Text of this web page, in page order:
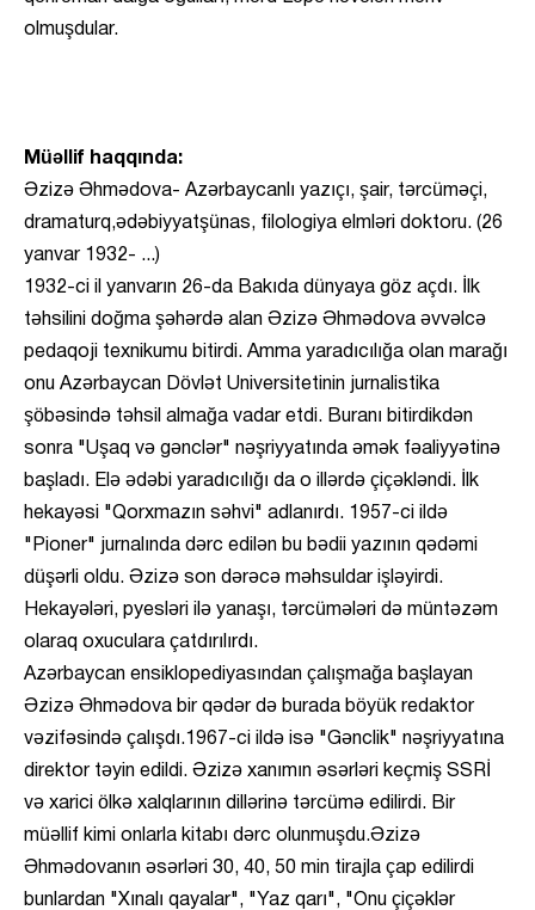
olmuşdular.
Müəllif haqqında:
Əzizə Əhmədova- Azərbaycanlı yazıçı, şair, tərcüməçi,
dramaturq,ədəbiyyatşünas, filologiya elmləri doktoru. (26
yanvar 1932- ...)
1932-ci il yanvarın 26-da Bakıda dünyaya göz açdı. İlk
təhsilini doğma şəhərdə alan Əzizə Əhmədova əvvəlcə
pedaqoji texnikumu bitirdi. Amma yaradıcılığa olan marağı
onu Azərbaycan Dövlət Universitetinin jurnalistika
şöbəsində təhsil almağa vadar etdi. Buranı bitirdikdən
sonra "Uşaq və gənclər" nəşriyyatında əmək fəaliyyətinə
başladı. Elə ədəbi yaradıcılığı da o illərdə çiçəkləndi. İlk
hekayəsi "Qorxmazın səhvi" adlanırdı. 1957-ci ildə
"Pioner" jurnalında dərc edilən bu bədii yazının qədəmi
düşərli oldu. Əzizə son dərəcə məhsuldar işləyirdi.
Hekayələri, pyesləri ilə yanaşı, tərcümələri də müntəzəm
olaraq oxuculara çatdırılırdı.
Azərbaycan ensiklopediyasından çalışmağa başlayan
Əzizə Əhmədova bir qədər də burada böyük redaktor
vəzifəsində çalışdı.1967-ci ildə isə "Gənclik" nəşriyyatına
direktor təyin edildi. Əzizə xanımın əsərləri keçmiş SSRİ
və xarici ölkə xalqlarının dillərinə tərcümə edilirdi. Bir
müəllif kimi onlarla kitabı dərc olunmuşdu.Əzizə
Əhmədovanın əsərləri 30, 40, 50 min tirajla çap edilirdi
bunlardan "Xınalı qayalar", "Yaz qarı", "Onu çiçəklər